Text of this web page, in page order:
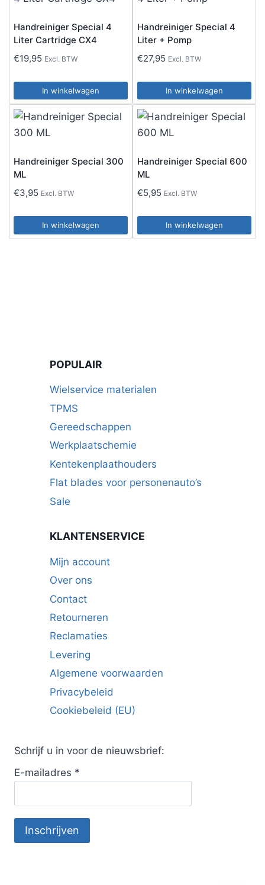
Handreiniger Special 4
Liter Cartridge CX4
€19,95 Excl. BTW
In winkelwagen
Handreiniger Special 4
Liter + Pomp
€27,95 Excl. BTW
In winkelwagen
Handreiniger Special 300
ML
€3,95 Excl. BTW
In winkelwagen
Handreiniger Special 600
ML
€5,95 Excl. BTW
In winkelwagen
POPULAIR
Wielservice materialen
TPMS
Gereedschappen
Werkplaatschemie
Kentekenplaathouders
Flat blades voor personenauto’s
Sale
KLANTENSERVICE
Mijn account
Over ons
Contact
Retourneren
Reclamaties
Levering
Algemene voorwaarden
Privacybeleid
Cookiebeleid (EU)
Schrijf u in voor de nieuwsbrief:
E-mailadres *